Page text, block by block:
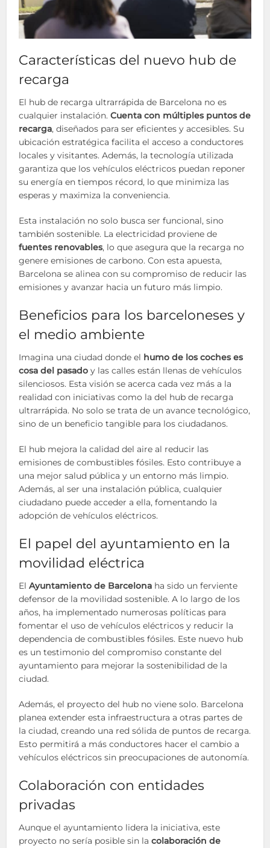
Características del nuevo hub de
recarga
El hub de recarga ultrarrápida de Barcelona no es
cualquier instalación.Cuenta con múltiples puntos de
recarga, diseñados para ser eficientes y accesibles. Su
ubicación estratégica facilita el acceso a conductores
locales y visitantes. Además, la tecnología utilizada
garantiza que los vehículos eléctricos puedan reponer
su energía en tiempos récord, lo que minimiza las
esperas y maximiza la conveniencia.
Esta instalación no solo busca ser funcional, sino
también sostenible. La electricidad proviene de
fuentes renovables, lo que asegura que la recarga no
genere emisiones de carbono. Con esta apuesta,
Barcelona se alinea con su compromiso de reducir las
emisiones y avanzar hacia un futuro más limpio.
Beneficios para los barceloneses y
el medio ambiente
Imagina una ciudad donde el humo de los coches es
cosa del pasado y las calles están llenas de vehículos
silenciosos. Esta visión se acerca cada vez más a la
realidad con iniciativas como la del hub de recarga
ultrarrápida. No solo se trata de un avance tecnológico,
sino de un beneficio tangible para los ciudadanos.
El hub mejora la calidad del aire al reducir las
emisiones de combustibles fósiles. Esto contribuye a
una mejor salud pública y un entorno más limpio.
Además, al ser una instalación pública, cualquier
ciudadano puede acceder a ella, fomentando la
adopción de vehículos eléctricos.
El papel del ayuntamiento en la
movilidad eléctrica
ElAyuntamiento de Barcelona ha sido un ferviente
defensor de la movilidad sostenible. A lo largo de los
años, ha implementado numerosas políticas para
fomentar el uso de vehículos eléctricos y reducir la
dependencia de combustibles fósiles. Este nuevo hub
es un testimonio del compromiso constante del
ayuntamiento para mejorar la sostenibilidad de la
ciudad.
Además, el proyecto del hub no viene solo. Barcelona
planea extender esta infraestructura a otras partes de
la ciudad, creando una red sólida de puntos de recarga.
Esto permitirá a más conductores hacer el cambio a
vehículos eléctricos sin preocupaciones de autonomía.
Colaboración con entidades
privadas
Aunque el ayuntamiento lidera la iniciativa, este
proyecto no sería posible sin lacolaboración de